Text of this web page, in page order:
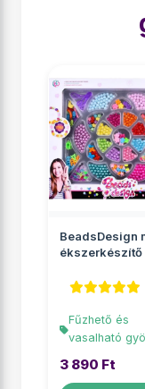
BeadsDesign
ékszerkészítő
Fűzhető és
vasalható
3 890 Ft